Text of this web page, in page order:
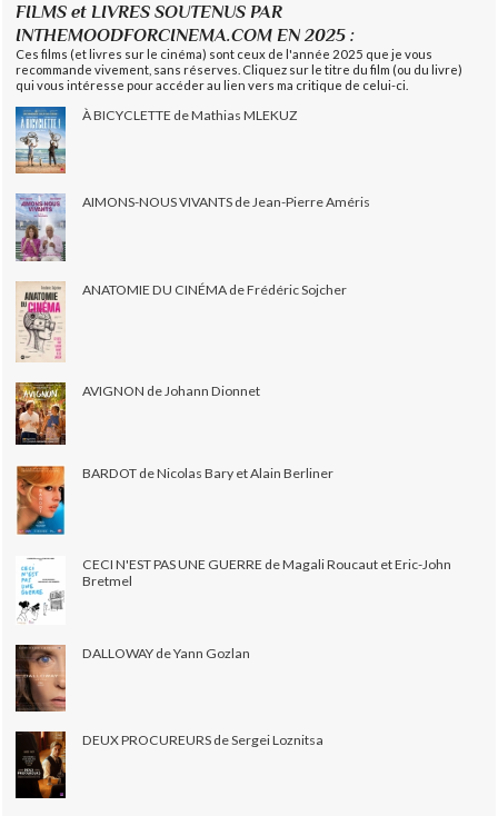
FILMS et LIVRES SOUTENUS PAR
INTHEMOODFORCINEMA.COM EN 2025 :
Ces films (et livres sur le cinéma) sont ceux de l'année 2025 que je vous
recommande vivement, sans réserves. Cliquez sur le titre du film (ou du livre)
qui vous intéresse pour accéder au lien vers ma critique de celui-ci.
À BICYCLETTE de Mathias MLEKUZ
AIMONS-NOUS VIVANTS de Jean-Pierre Améris
ANATOMIE DU CINÉMA de Frédéric Sojcher
AVIGNON de Johann Dionnet
BARDOT de Nicolas Bary et Alain Berliner
CECI N'EST PAS UNE GUERRE de Magali Roucaut et Eric-John
Bretmel
DALLOWAY de Yann Gozlan
DEUX PROCUREURS de Sergei Loznitsa